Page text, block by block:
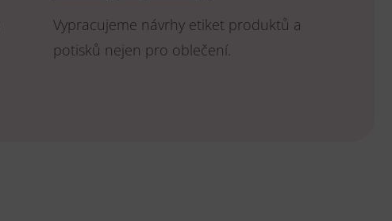
Vypracujeme návrhy etiket produktů a
potisků nejen pro oblečení.